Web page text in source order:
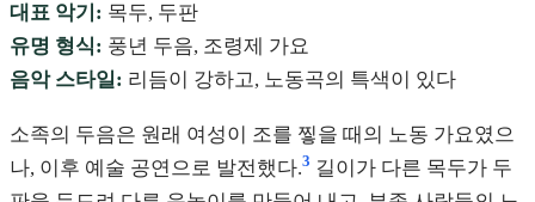
대표 악기: 목두, 두판
유명 형식: 풍년 두음, 조령제 가요
음악 스타일: 리듬이 강하고, 노동곡의 특색이 있다
소족의 두음은 원래 여성이 조를 찧을 때의 노동 가요였으
나, 이후 예술 공연으로 발전했다.3 길이가 다른 목두가 두